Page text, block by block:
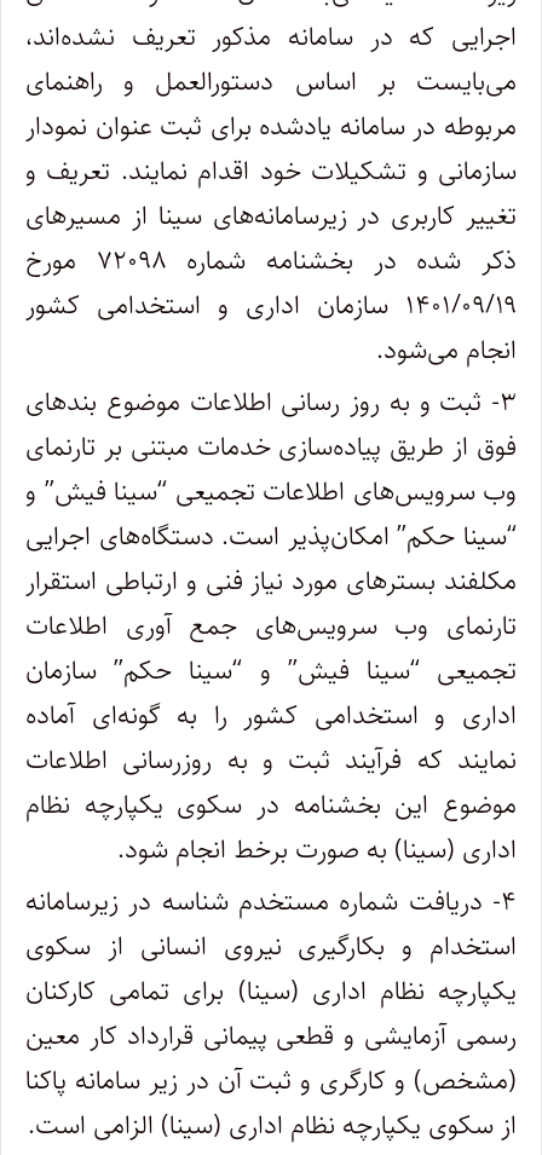
اجرایی که در سامانه مذکور تعریف نشده‌اند،
می‌بایست بر اساس دستورالعمل و راهنمای
مربوطه در سامانه یادشده برای ثبت عنوان نمودار
سازمانی و تشکیلات خود اقدام نمایند‌. تعریف و
تغییر کاربری در زیرسامانه‌‌های سینا از مسیرهای
ذکر شده در بخشنامه شماره ۷۲۰۹۸ مورخ
۱۴۰۱/۰۹/۱۹ سازمان اداری و استخدامی کشور
انجام ‌می‌شود.
۳- ثبت و به روز رسانی اطلاعات موضوع بندهای
فوق از طریق پیاده‌سازی خدمات مبتنی بر تارنمای
وب سرویس‌های اطلاعات تجمیعی “سینا فیش” و
“سینا حکم” امکان‌پذیر است. دستگاه‌های اجرایی
مکلفند بسترهای مورد نیاز فنی و ارتباطی استقرار
تارنمای وب سرویس‌های جمع آوری اطلاعات
تجمیعی “سینا فیش” و “سینا حکم” سازمان
اداری و استخدامی کشور را به گونه‌ای آماده
نمایند که فرآیند ثبت و به روزرسانی اطلاعات
موضوع این بخشنامه در سکوی یکپارچه نظام
اداری (سینا) به صورت برخط انجام شود‌.
۴- دریافت شماره مستخدم شناسه در زیرسامانه
استخدام و بکارگیری نیروی انسانی از سکوی
یکپارچه نظام اداری (سینا) برای تمامی کارکنان
رسمی آزمایشی و قطعی پیمانی قرارداد کار معین
(مشخص) و کارگری و ثبت آن در زیر سامانه پاکنا
از سکوی یکپارچه نظام اداری (سینا) الزامی است‌.